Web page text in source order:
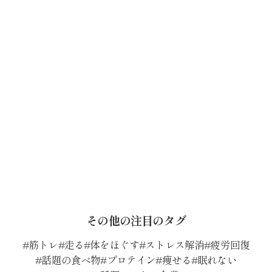
その他の注目のタグ
筋トレ 走る 体をほぐす ストレス解消 疲労回復
話題の食べ物 プロテイン 痩せる 眠れない